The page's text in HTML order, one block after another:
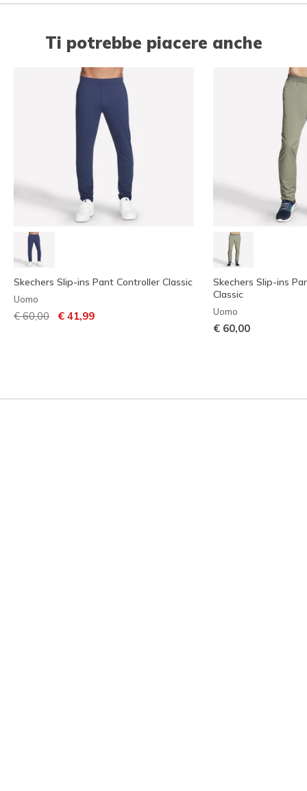
Ti potrebbe piacere anche
Skechers Slip-ins Pant Controller Classic
Uomo
Prezzo ridotto da
€ 60,00 per
€ 41,99
Skechers Slip-ins
Classic
Uomo
€ 60,00